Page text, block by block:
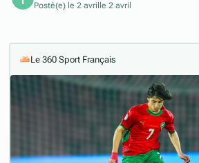
Posté(e) le 2 avril le 2 avril
Le 360 Sport Français